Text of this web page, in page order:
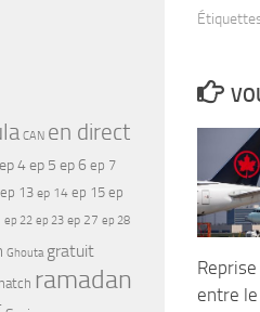
entre
CAN en direct
ep 4ep 5 ep 6 ep 7
ep 13 ep 14 ep 15 ep
ep 22 ep 23 ep 27 ep 28
Ghouta gratuit
ramadan